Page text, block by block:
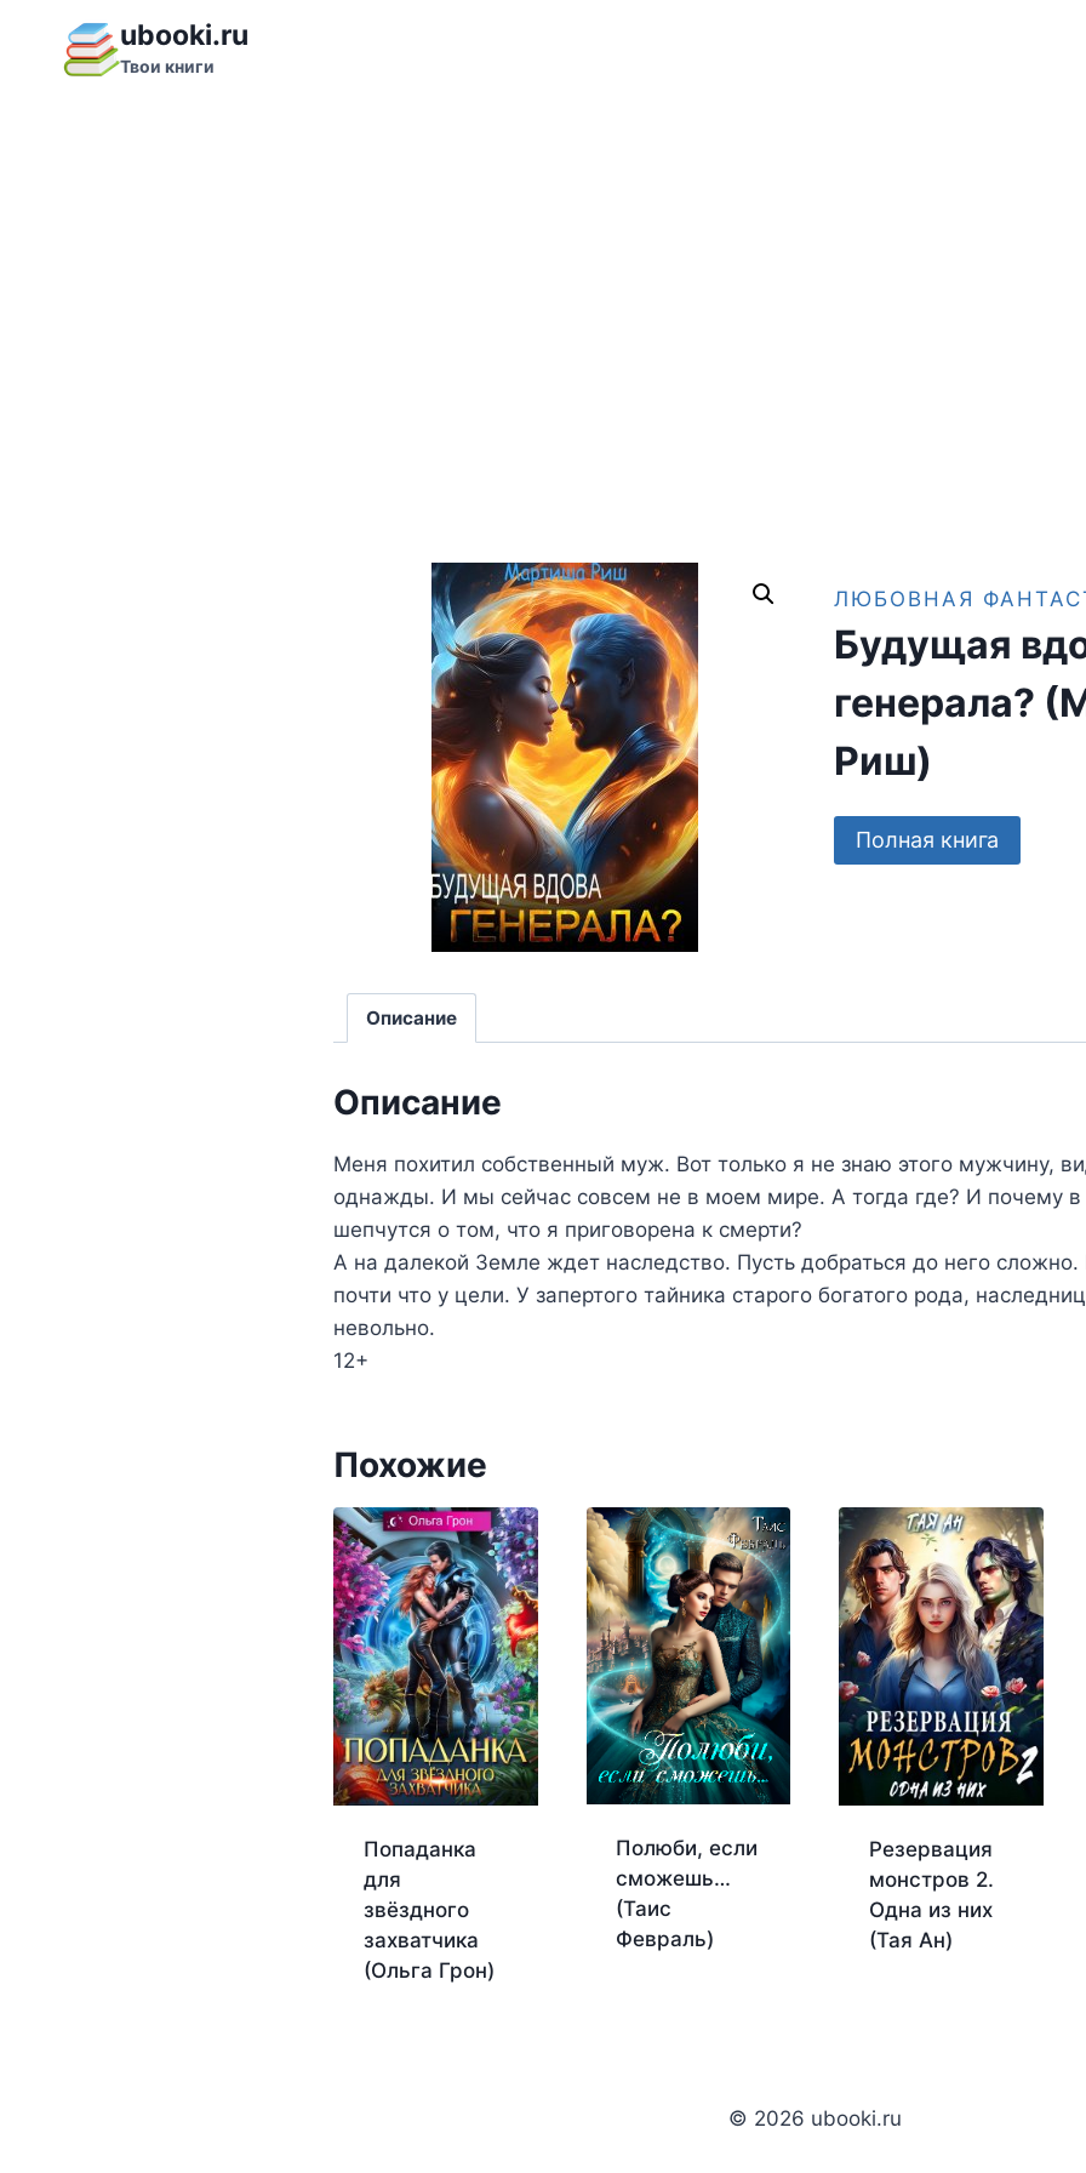
содержимому
ubooki.ru
Твои книги
ЛЮБОВНАЯ
Будущая
генерала?
Риш)
Полная книга
Описание
Описание
Меня похитил собственный муж. Вот только я не знаю этого мужчину,
однажды. И мы сейчас совсем не в моем мире. А тогда где? И почему в
шепчутся о том, что я приговорена к смерти?
А на далекой Земле ждет наследство. Пусть добраться до него
почти что у цели. У запертого тайника старого богатого рода,
невольно.
12+
Похожие
Попаданка
для
звёздного
захватчика
(Ольга Грон)
Полюби, если
сможешь…
(Таис
Февраль)
Резервация
монстров 2.
Одна из них
(Тая Ан)
© 2026 ubooki.ru